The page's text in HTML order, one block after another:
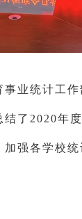
业统计工
了2020年
强各学校